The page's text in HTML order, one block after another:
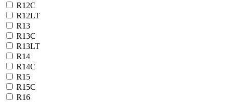
R12C
R12LT
R13
R13C
R13LT
R14
R14C
R15
R15C
R16